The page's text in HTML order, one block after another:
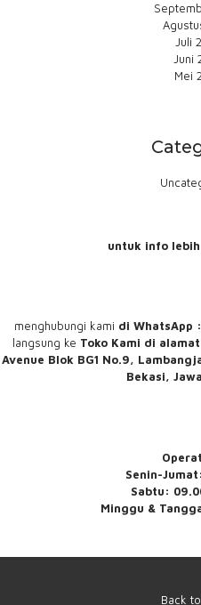
Juli
Juni
Mei
untuk info
menghubungi kami di WhatsApp
langsung ke Toko Kami di alamat
Avenue Blok BG1 No.9,
Bekasi,
Senin-
Sabtu:
Minggu &
Back